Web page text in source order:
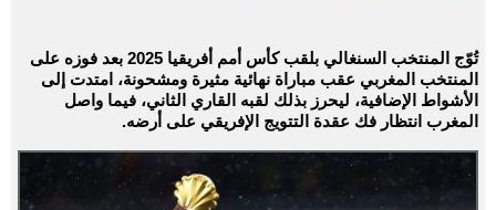
تُوّج المنتخب السنغالي بلقب كأس أمم أفريقيا 2025 بعد فوزه على
المنتخب المغربي عقب مباراة نهائية مثيرة ومشحونة، امتدت إلى
الأشواط الإضافية، ليحرز بذلك لقبه القاري الثاني، فيما واصل
المغرب انتظار فك عقدة التتويج الإفريقي على أرضه.